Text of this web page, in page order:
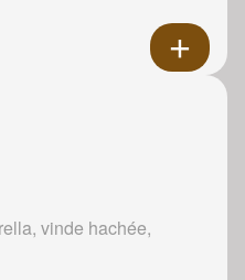
vinde hachée,